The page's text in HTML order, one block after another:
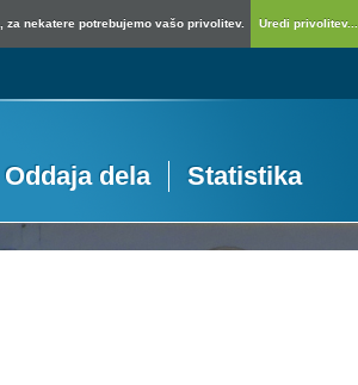
nekatere potrebujemo vašo privolitev. Uredi privolitev...
Oddaja dela Statistika